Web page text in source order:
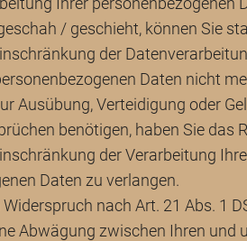
/ geschieht, können Sie
der
Daten nicht
Ausübung, Verteidigung oder
benötigen, haben Sie das
der Verarbeitung
Daten zu verlangen.
nach Art. 21 Abs. 1
Abwägung zwischen Ihren und